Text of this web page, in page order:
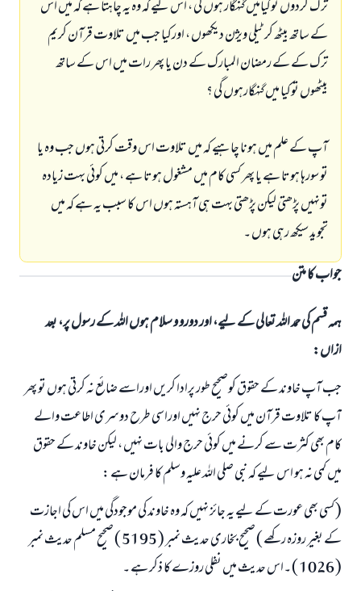
ترک کردوں توکیامیں گنہگار ہوں گي ، اس لیے کہ وہ یہ چاہتا ہے کہ میں اس
کے ساتھ بیٹھ کر ٹیلی ویژن دیکھوں ، اورکیا جب میں تلاوت قرآن کریم
ترک کے کے رمضان المبارک کے دن یا پھر رات میں اس کے ساتھ
بیٹھوں توکیا میں گنہگارہوں گي ؟
آپ کے علم میں ہونا چاہیے کہ میں تلاوت اس وقت کرتی ہوں جب وہ یا
تو سورہا ہوتا ہے یا پھر کسی کام میں مشغول ہوتا ہے ، میں کوئي بہت زيادہ
تونہیں پڑھتی لیکن پڑھتی بہت ہی آہستہ ہوں اس کا سبب یہ ہے کہ میں
تجوید سیکھ رہی ہوں ۔
جواب کا متن
ہمہ قسم کی حمد اللہ تعالی کے لیے، اور دورو و سلام ہوں اللہ کے رسول پر، بعد
ازاں:
جب آپ خاوند کے حقوق کوصحیح طور پرادا کریں اوراسے ضائع نہ کرتی ہوں تو پھر
آپ کا تلاوت قرآن میں کوئي حرج نہیں اوراسی طرح دوسری اطاعت والے
کام بھی کثرت سے کرنے میں کوئي حرج والی بات نہیں ، لیکن خاوند کے حقوق
میں کمی نہ ہو اس لیے کہ نبی صلی اللہ علیہ وسلم کا فرمان ہے :
( کسی بھی عورت کے لیے یہ جائز نہیں کہ وہ خاوند کی موجودگی میں اس کی اجازت
کے بغیر روزہ رکھے ) صحیح بخاری حدیث نمبر ( 5195 ) صحیح مسلم حدیث نمبر
( 1026 ) ۔اس حدیث میں نفلی روزے کا ذکر ہے ۔